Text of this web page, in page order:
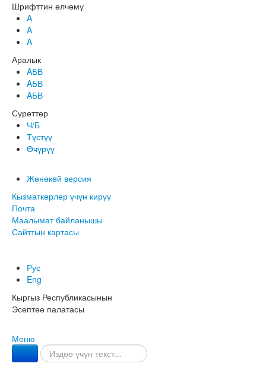
Шрифттин өлчөмү
A
A
A
Аралык
AБВ
AБВ
AБВ
Сүрөттөр
Ч/Б
Түстүү
Өчүрүү
Жөнөкөй версия
Кызматкерлер үчүн кирүү
Почта
Маалымат байланышы
Сайттын картасы
Рус
Eng
Кыргыз Республикасынын
Эсептөө палатасы
Меню